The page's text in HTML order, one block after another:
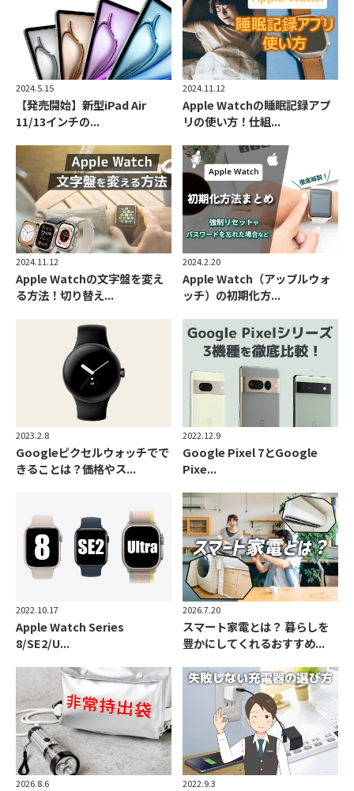
2024.5.15
【発売開始】新型iPad Air
11/13インチの...
2024.11.12
Apple Watchの睡眠記録アプ
リの使い方！仕組...
2024.11.12
Apple Watchの文字盤を変え
る方法！切り替え...
2024.2.20
Apple Watch（アップルウォ
ッチ）の初期化方...
2023.2.8
Googleピクセルウォッチでで
きることは？価格やス...
2022.12.9
Google Pixel 7とGoogle
Pixe...
2022.10.17
Apple Watch Series
8/SE2/U...
2026.7.20
スマート家電とは？ 暮らしを
豊かにしてくれるおすすめ...
2026.8.6 2022.9.3